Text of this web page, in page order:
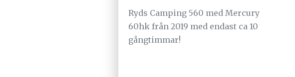
Ryds Camping 560 med Mercury
60hk från 2019 med endast ca 10
gångtimmar!